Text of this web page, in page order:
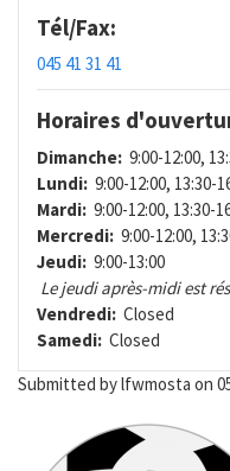
Tél/Fax:
045 41 31 41
Horaires
Dimanche: 9:00-12:00,
Lundi: 9:00-12:00, 13:30-
Mardi: 9:00-12:00, 13:30-
Mercredi: 9:00-12:00,
Jeudi: 9:00-13:00
Le jeudi après-midi est
Vendredi: Closed
Samedi: Closed
Submitted bylfwmosta on